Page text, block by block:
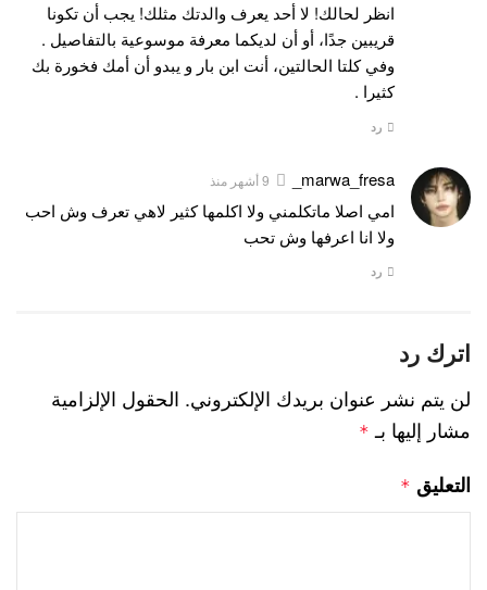
انظر لحالك! لا أحد يعرف والدتك مثلك! يجب أن تكونا
قريبين جدًا، أو أن لديكما معرفة موسوعية بالتفاصيل .
وفي كلتا الحالتين، أنت ابن بار و يبدو أن أمك فخورة بك
كثيرا .
رد
marwa_fresa_ 9 أشهر منذ
امي اصلا ماتكلمني ولا اكلمها كثير لاهي تعرف وش احب
ولا انا اعرفها وش تحب
رد
اترك رد
لن يتم نشر عنوان بريدك الإلكتروني. الحقول الإلزامية
مشار إليها بـ *
التعليق *